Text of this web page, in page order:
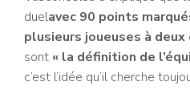
duelavec 90 points
plusieurs joueuses à
sont « la définition de
c’est l’idée qu’il cherche